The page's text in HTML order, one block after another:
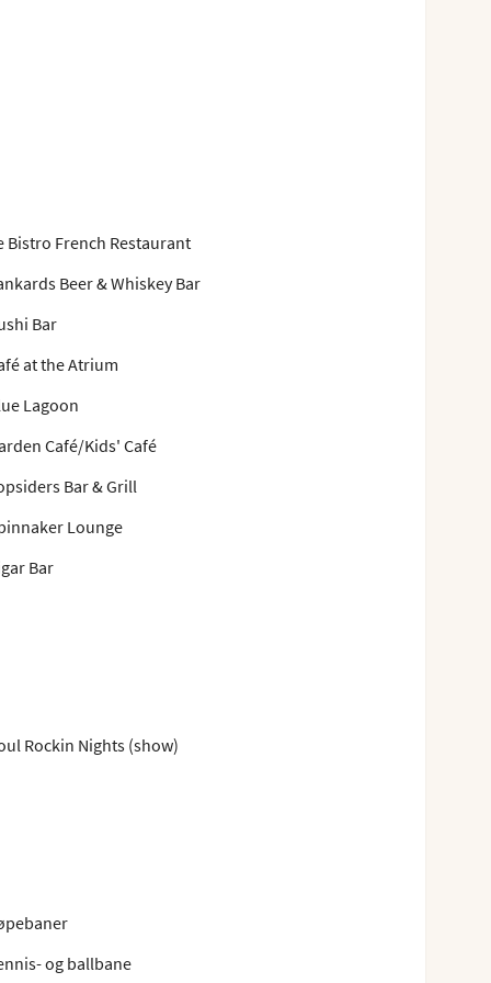
Bistro French Restaurant
Beer & Whiskey Bar
Bar
at the Atrium
Lagoon
Café/Kids' Café
Bar & Grill
Lounge
Bar
Rockin Nights (show)
og ballbane